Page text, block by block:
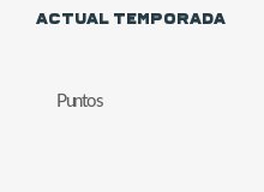
Actual Temporada
Puntos